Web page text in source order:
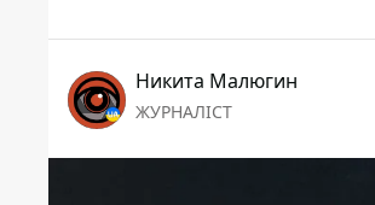
Никита Малюгин
ЖУРНАЛІСТ